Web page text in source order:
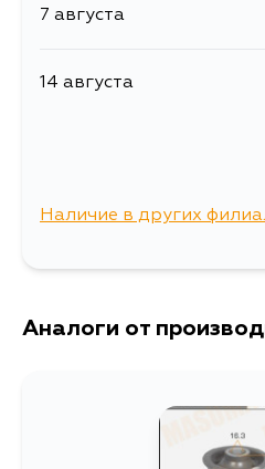
7 августа
14 августа
Наличие в других
г. Владивосток,
Аналоги от